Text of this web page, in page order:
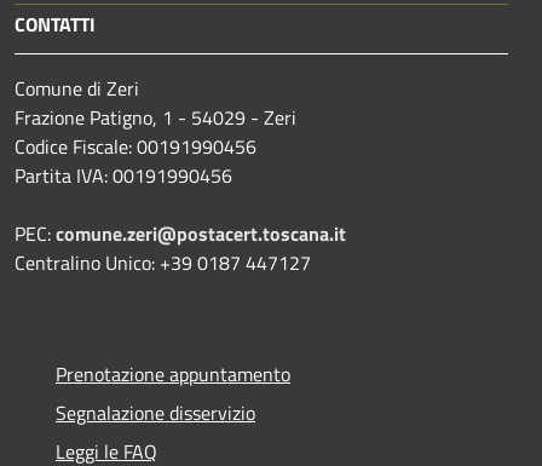
CONTATTI
Comune di Zeri
Frazione Patigno, 1 - 54029 - Zeri
Codice Fiscale: 00191990456
Partita IVA: 00191990456
PEC:comune.zeri@postacert.toscana.it
Centralino Unico: +39 0187 447127
Prenotazione appuntamento
Segnalazione disservizio
Leggi le FAQ